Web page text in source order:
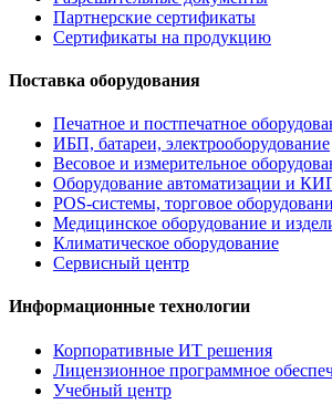
Партнерские сертификаты
Сертификаты на продукцию
Поставка оборудования
Печатное и постпечатное
ИБП, батареи, электрооборудование
Весовое и измерительное
Оборудование автоматизации и
POS-системы, торговое
Медицинское оборудование и
Климатическое оборудование
Сервисный центр
Информационные технологии
Корпоративные ИТ решения
Лицензионное программное
Учебный центр